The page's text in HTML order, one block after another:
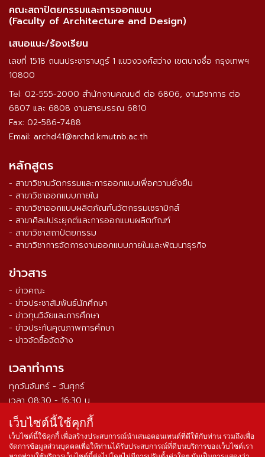
คณะสถาปัตยกรรมและการออกแบบ
(Faculty of Architecture and Design)
เสนอแนะ/ร้องเรียน
เลขที่ 1518 ถนนประชาราษฎร์ 1 แขวงวงศ์สว่าง เขตบางซื่อ กรุงเทพฯ
10800
Tel: 02-555-2000 สำนักงานคณบดี ต่อ 6806, งานวิชาการ ต่อ
6807 และ 6808 งานสารบรรณ 6810
Fax: 02-586-7488
Email: archd41@archd.kmutnb.ac.th
หลักสูตร
- สาขาวิชานวัตกรรมและการออกแบบเพื่อความยั่งยืน
- สาขาวิชาออกแบบภายใน
- สาขาวิชาออกแบบผลิตภัณฑ์นวัตกรรมเซรามิกส์
- สาขาศิลปประยุกต์และการออกแบบผลิตภัณฑ์
- สาขาวิชาสถาปัตยกรรม
- สาขาวิชาการจัดการงานออกแบบภายในและพัฒนาธุรกิจ
ข่าวสาร
- ข่าวคณะ
- ข่าวประชาสัมพันธ์นักศึกษา
- ข่าวทุนวิจัยและการศึกษา
- ข่าวประกันคุณภาพการศึกษา
- ข่าวจัดซื้อจัดจ้าง
เวลาทำการ
ทุกวันจันทร์ - วันศุกร์
เวลา 08:30 - 16:30 น.
จำนวนผู้เข้าชม ตั้งแต่วันที่ 16 ส.ค. 2564 0 3 3 9 3 3 8
เว็บไซต์นี้ใช้คุกกี้
เว็บไซต์นี้ใช้คุกกี้ เพื่อสร้างประสบการณ์นำเสนอคอนเทนต์ที่ดีให้กับท่าน รวมถึงเพื่อ
จัดการข้อมูลส่วนบุคคลเพื่อให้ท่านได้รับประสบการณ์ที่ดีบนบริการของเว็บไซต์เรา